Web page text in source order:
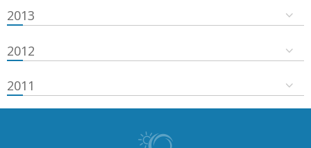
2013
2012
2011